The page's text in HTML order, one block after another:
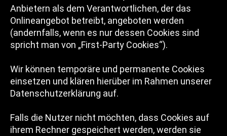
Anbietern als dem Verantwortlichen, der das
Onlineangebot betreibt, angeboten werden
(andernfalls, wenn es nur dessen Cookies sind
spricht man von „First-Party Cookies“).
Wir können temporäre und permanente Cookies
einsetzen und klären hierüber im Rahmen unserer
Datenschutzerklärung auf.
Falls die Nutzer nicht möchten, dass Cookies auf
ihrem Rechner gespeichert werden, werden sie